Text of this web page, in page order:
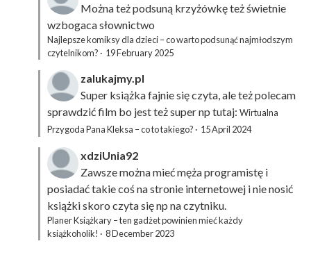
Można też podsuną krzyżówkęteż świetnie
wzbogaca słownictwo
Najlepsze komiksy dla dzieci – co warto podsunąć najmłodszym
czytelnikom? · 19 February 2025
zalukajmy.pl
Super książka fajnie się czyta, ale też polecam
sprawdzić film bo jest też super np tutaj: Wirtualna
Przygoda Pana Kleksa – co to takiego? · 15 April 2024
xdziUnia92
Zawsze można mieć męża programistę i
posiadać takie coś na stronie internetowej i nie nosić
książki skoro czyta się np na czytniku.
Planer Książkary – ten gadżet powinien mieć każdy
książkoholik! · 8 December 2023